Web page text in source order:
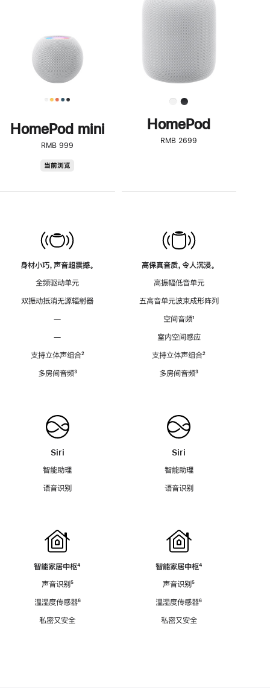
HomePod mini
RMB 999
当前浏览
身材小巧，声音超震撼。
全频驱动单元
双振动抵消无源辐射器
—
—
支持立体声组合脚
²
多房间音频脚
³
Siri
智能助理
语音识别
智能家居中枢脚
⁴
声音识别脚
⁵
温湿度传感器脚
⁶
私密又安全
了
解
HomePod<
HomePod
RMB 2699
高保真音质，令人沉浸。
高振幅低音单元
五高音单元波束成形阵列
空间音频脚
¹
室内空间感应
支持立体声组合脚
²
多房间音频脚
³
Siri
智能助理
语音识别
智能家居中枢脚
⁴
声音识别脚
⁵
温湿度传感器脚
⁶
私密又安全